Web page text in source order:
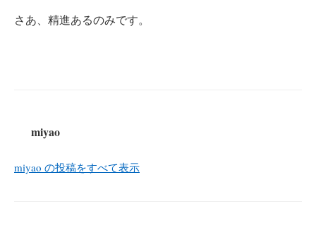
さあ、精進あるのみです。
miyao
miyao の投稿をすべて表示